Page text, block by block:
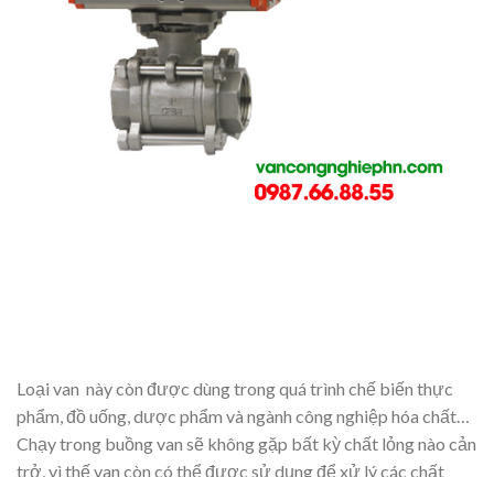
Loại van này còn được dùng trong quá trình chế biến thực
phẩm, đồ uống, dược phẩm và ngành công nghiệp hóa chất…
Chạy trong buồng van sẽ không gặp bất kỳ chất lỏng nào cản
trở, vì thế van còn có thể được sử dụng để xử lý các chất